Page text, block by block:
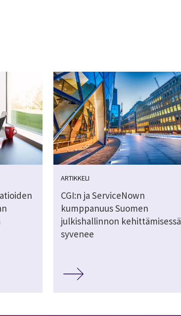
ARTIKKELI
CGI:n ja ServiceNown
kumppanuus Suomen
julkishallinnon kehittämisessä
syvenee